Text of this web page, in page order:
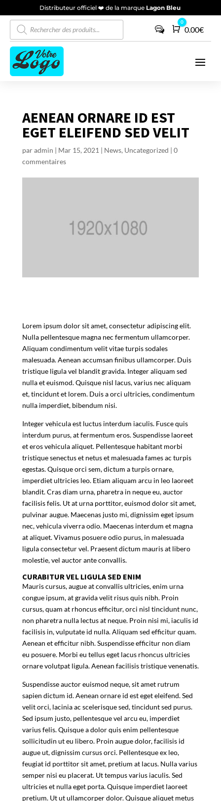
Distributeur officiel ❤️ de la marque Lagon Bleu
Recherche
produits
Panier
0
0.00€
AENEAN ORNARE ID EST
EGET ELEIFEND SED VELIT
paradmin | Mar 15, 2021 | News, Uncategorized | 0
commentaires
Lorem ipsum dolor sit amet, consectetur adipiscing elit.
Nulla pellentesque magna nec fermentum ullamcorper.
Aliquam condimentum velit vitae turpis sodales
malesuada. Aenean accumsan finibus ullamcorper. Duis
tristique ligula vel blandit gravida. Integer aliquam sed
nulla et euismod. Quisque nisl lacus, varius nec aliquam
et, tincidunt et lorem. Duis a orci ultricies, condimentum
nulla imperdiet, bibendum nisi.
Integer vehicula est luctus interdum iaculis. Fusce quis
interdum purus, at fermentum eros. Suspendisse laoreet
et eros vehicula aliquet. Pellentesque habitant morbi
tristique senectus et netus et malesuada fames ac turpis
egestas. Quisque orci sem, dictum a turpis ornare,
imperdiet ultricies leo. Etiam aliquam arcu in leo laoreet
blandit. Cras diam urna, pharetra in neque eu, auctor
facilisis felis. Ut at urna porttitor, euismod dolor sit amet,
pulvinar augue. Maecenas justo mi, dignissim eget ipsum
nec, vehicula viverra odio. Maecenas interdum et magna
at aliquet. Vivamus posuere odio purus, in malesuada
ligula consectetur vel. Praesent dictum mauris at libero
molestie, vel auctor ante convallis.
CURABITUR VEL LIGULA SED ENIM
Mauris cursus, augue at convallis ultricies, enim urna
congue ipsum, at gravida velit risus quis nibh. Proin
cursus, quam at rhoncus efficitur, orci nisl tincidunt nunc,
non pharetra nulla lectus at neque. Proin nisi mi, iaculis id
facilisis in, vulputate id nulla. Aliquam sed efficitur quam.
Aenean et efficitur nibh. Suspendisse efficitur non diam
eu posuere. Morbi eu tellus eget lacus rhoncus ultricies
ornare volutpat ligula. Aenean facilisis tristique venenatis.
Suspendisse auctor euismod neque, sit amet rutrum
sapien dictum id. Aenean ornare id est eget eleifend. Sed
velit orci, lacinia ac scelerisque sed, tincidunt sed purus.
Sed ipsum justo, pellentesque vel arcu eu, imperdiet
varius felis. Quisque a dolor quis enim pellentesque
sollicitudin ut eu libero. Proin augue dolor, facilisis id
augue ut, dignissim cursus orci. Pellentesque ex leo,
feugiat id porttitor sit amet, pretium at lacus. Nulla varius
semper nisi eu placerat. Ut tempus varius iaculis. Sed
ultricies et nulla eget porta. Quisque imperdiet laoreet
pretium. Ut ut ullamcorper dolor. Quisque aliquet metus